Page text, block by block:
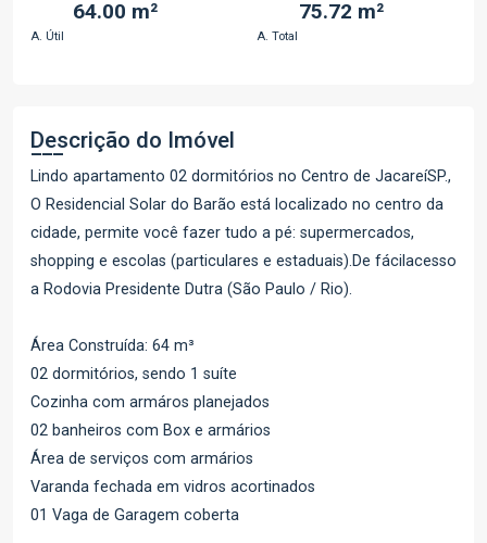
64.00 m²
A. Útil
75.72 m²
A. Total
Descrição do Imóvel
Lindo apartamento 02 dormitórios no Centro de JacareíSP.,
O Residencial Solar do Barão está localizado no centro da
cidade, permite você fazer tudo a pé: supermercados,
shopping e escolas (particulares e estaduais).De fácilacesso
a Rodovia Presidente Dutra (São Paulo / Rio).
Área Construída: 64 m³
02 dormitórios, sendo 1 suíte
Cozinha com armáros planejados
02 banheiros com Box e armários
Área de serviços com armários
Varanda fechada em vidros acortinados
01 Vaga de Garagem coberta